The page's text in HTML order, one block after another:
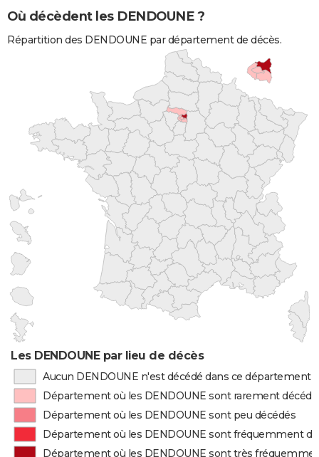
Où décèdent les DENDOUNE ?
Répartition des DENDOUNE par département de décès.
Les DENDOUNE par lieu de décès
Aucun DENDOUNE n'est décédé dans ce département
Département où les DENDOUNE sont rarement
Département où les DENDOUNE sont peu décédés
Département où les DENDOUNE sont fréquemment
Département où les DENDOUNE sont très